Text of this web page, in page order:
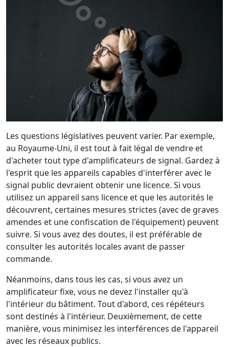
Les questions législatives peuvent varier. Par exemple,
au Royaume-Uni, il est tout à fait légal de vendre et
d'acheter tout type d'amplificateurs de signal. Gardez à
l'esprit que les appareils capables d'interférer avec le
signal public devraient obtenir une licence. Si vous
utilisez un appareil sans licence et que les autorités le
découvrent, certaines mesures strictes (avec de graves
amendes et une confiscation de l'équipement) peuvent
suivre. Si vous avez des doutes, il est préférable de
consulter les autorités locales avant de passer
commande.
Néanmoins, dans tous les cas, si vous avez un
amplificateur fixe, vous ne devez l'installer qu'à
l'intérieur du bâtiment. Tout d'abord, ces répéteurs
sont destinés à l'intérieur. Deuxièmement, de cette
manière, vous minimisez les interférences de l'appareil
avec les réseaux publics.